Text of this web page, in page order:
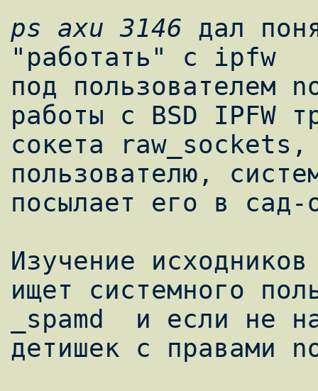
ps axu 3146 дал
"работать" с ipfw
под пользователем
работы с BSD IPFW
сокета raw_sockets,
пользователю,
посылает его в сад-
Изучение
ищет системного
_spamd  и если не
детишек с правами